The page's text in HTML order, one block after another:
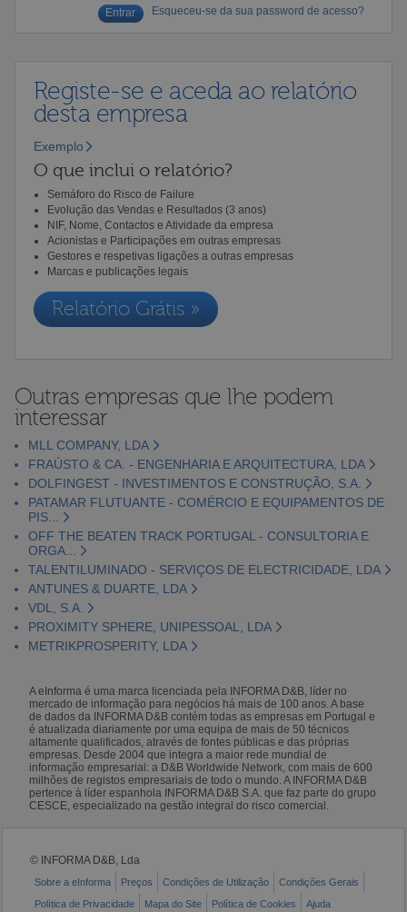
Esqueceu-se da sua password de acesso?
Registe-se e aceda ao relatório
desta empresa
Exemplo
O que inclui o relatório?
Semáforo do Risco de Failure
Evolução das Vendas e Resultados (3 anos)
NIF, Nome, Contactos e Atividade da empresa
Acionistas e Participações em outras empresas
Gestores e respetivas ligações a outras empresas
Marcas e publicações legais
Relatório Grátis »
Outras empresas que lhe podem
interessar
MLL COMPANY, LDA
FRAÚSTO & CA. - ENGENHARIA E ARQUITECTURA, LDA
DOLFINGEST - INVESTIMENTOS E CONSTRUÇÃO, S.A.
PATAMAR FLUTUANTE - COMÉRCIO E EQUIPAMENTOS DE
PIS...
OFF THE BEATEN TRACK PORTUGAL - CONSULTORIA E
ORGA...
TALENTILUMINADO - SERVIÇOS DE ELECTRICIDADE, LDA
ANTUNES & DUARTE, LDA
VDL, S.A.
PROXIMITY SPHERE, UNIPESSOAL, LDA
METRIKPROSPERITY, LDA
A eInforma é uma marca licenciada pela INFORMA D&B, líder no
mercado de informação para negócios há mais de 100 anos. A base
de dados da INFORMA D&B contém todas as empresas em Portugal e
é atualizada diariamente por uma equipa de mais de 50 técnicos
altamente qualificados, através de fontes públicas e das próprias
empresas. Desde 2004 que integra a maior rede mundial de
informação empresarial: a D&B Worldwide Network, com mais de 600
milhões de registos empresariais de todo o mundo. A INFORMA D&B
pertence à líder espanhola INFORMA D&B S.A. que faz parte do grupo
CESCE, especializado na gestão integral do risco comercial.
© INFORMA D&B, Lda
Sobre a eInforma Preços Condições de Utilização
Condições Gerais
Política de Privacidade
Mapa do Site Política de Cookies Ajuda